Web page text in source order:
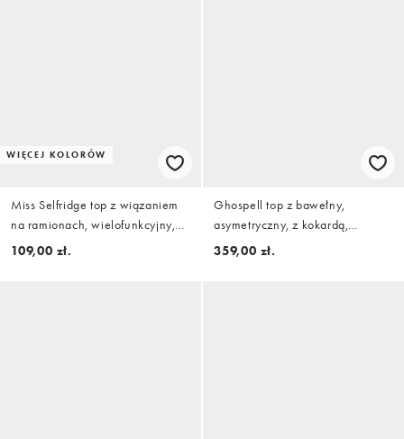
WIĘCEJ KOLORÓW
Miss Selfridge top z wiązaniem
na ramionach, wielofunkcyjny,
jasnobrązowy
109,00 zł.
Ghospell top z bawełny,
asymetryczny, z kokardą,
pudełkowy, z krótkim rękawem,
359,00 zł.